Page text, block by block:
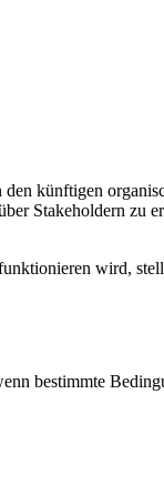
künftigen
Stakeholdern zu
wird,
bestimmte